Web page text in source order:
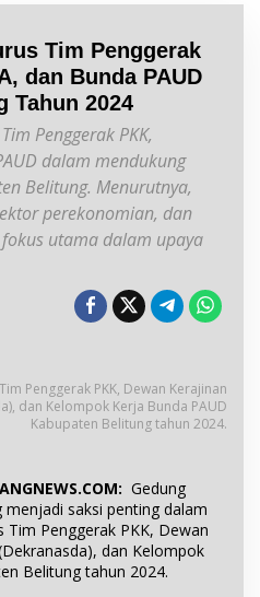
Tim Penggerak
dan Bunda PAUD
Tahun 2024
Penggerak PKK,
dalam mendukung
Belitung. Menurutnya,
perekonomian, dan
utama dalam upaya
Penggerak PKK, Dewan Kerajinan
dan Kelompok Kerja Bunda PAUD
Kabupaten Belitung tahun 2024.
Gedung
saksi penting dalam
Tim Penggerak PKK, Dewan
dan Kelompok
Belitung tahun 2024.